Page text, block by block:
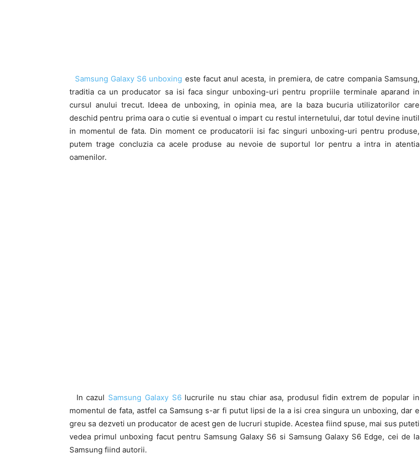
Samsung Galaxy S6 unboxing este facut anul acesta, in premiera, de catre compania Samsung,
traditia ca un producator sa isi faca singur unboxing-uri pentru propriile terminale aparand in
cursul anului trecut. Ideea de unboxing, in opinia mea, are la baza bucuria utilizatorilor care
deschid pentru prima oara o cutie si eventual o impart cu restul internetului, dar totul devine inutil
in momentul de fata. Din moment ce producatorii isi fac singuri unboxing-uri pentru produse,
putem trage concluzia ca acele produse au nevoie de suportul lor pentru a intra in atentia
oamenilor.
In cazul Samsung Galaxy S6lucrurile nu stau chiar asa, produsul fidin extrem de popular in
momentul de fata, astfel ca Samsung s-ar fi putut lipsi de la a isi crea singura un unboxing, dar e
greu sa dezveti un producator de acest gen de lucruri stupide. Acestea fiind spuse, mai sus puteti
vedea primul unboxing facut pentru Samsung Galaxy S6 si Samsung Galaxy S6 Edge, cei de la
Samsung fiind autorii.